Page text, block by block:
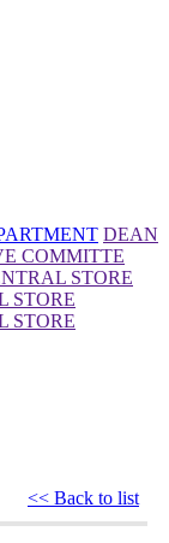
DEAN
COMMITTE
STORE
STORE
STORE
<< Back to list